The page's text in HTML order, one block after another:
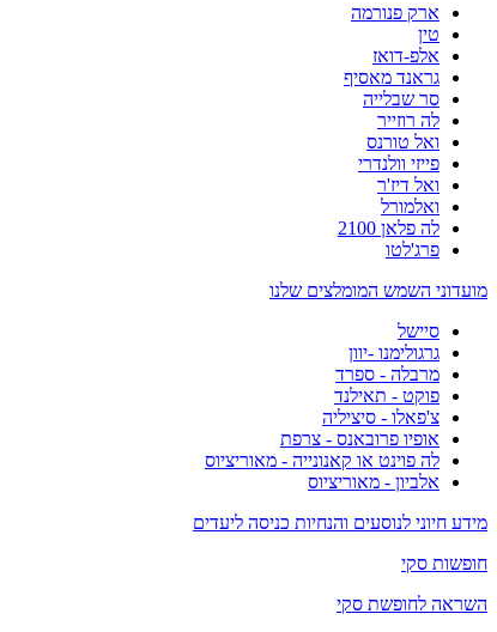
ארק פנורמה
טין
אלפ-דואז
גראנד מאסיף
סר שבלייה
לה רוזייר
ואל טורנס
פייזי וולנדרי
ואל דיז'ר
ואלמורל
לה פלאן 2100
פרג'לטו
מועדוני השמש המומלצים שלנו
סיישל
גרגולימנו -יוון
מרבלה - ספרד
פוקט - תאילנד
צ'פאלו - סיציליה
אופיו פרובאנס - צרפת
לה פוינט או קאנונייה - מאוריציוס
אלביון - מאוריציוס
מידע חיוני לנוסעים והנחיות כניסה ליעדים
חופשות סקי
השראה לחופשת סקי